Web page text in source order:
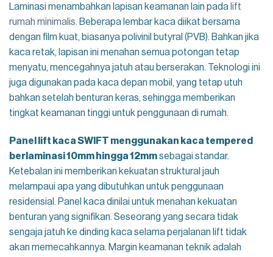
Laminasi menambahkan lapisan keamanan lain pada lift
rumah minimalis. Beberapa lembar kaca diikat bersama
dengan film kuat, biasanya polivinil butyral (PVB). Bahkan jika
kaca retak, lapisan ini menahan semua potongan tetap
menyatu, mencegahnya jatuh atau berserakan. Teknologi ini
juga digunakan pada kaca depan mobil, yang tetap utuh
bahkan setelah benturan keras, sehingga memberikan
tingkat keamanan tinggi untuk penggunaan di rumah.
Panel lift kaca SWIFT menggunakan kaca tempered
berlaminasi 10mm hingga 12mmsebagai standar.
Ketebalan ini memberikan kekuatan struktural jauh
melampaui apa yang dibutuhkan untuk penggunaan
residensial. Panel kaca dinilai untuk menahan kekuatan
benturan yang signifikan. Seseorang yang secara tidak
sengaja jatuh ke dinding kaca selama perjalanan lift tidak
akan memecahkannya. Margin keamanan teknik adalah